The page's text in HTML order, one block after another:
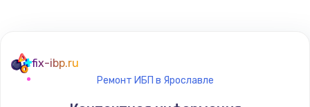
fix-ibp.ru
Ремонт ИБП в Ярославле